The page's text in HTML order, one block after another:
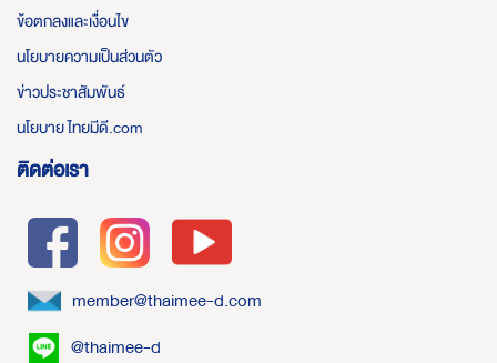
ข้อตกลงและเงื่อนไข
นโยบายความเป็นส่วนตัว
ข่าวประชาสัมพันธ์
นโยบาย ไทยมีดี.com
ติดต่อเรา
member@thaimee-d.com
@thaimee-d